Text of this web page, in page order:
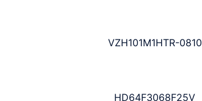
VZH101M1HTR-0810
HD64F3068F25V